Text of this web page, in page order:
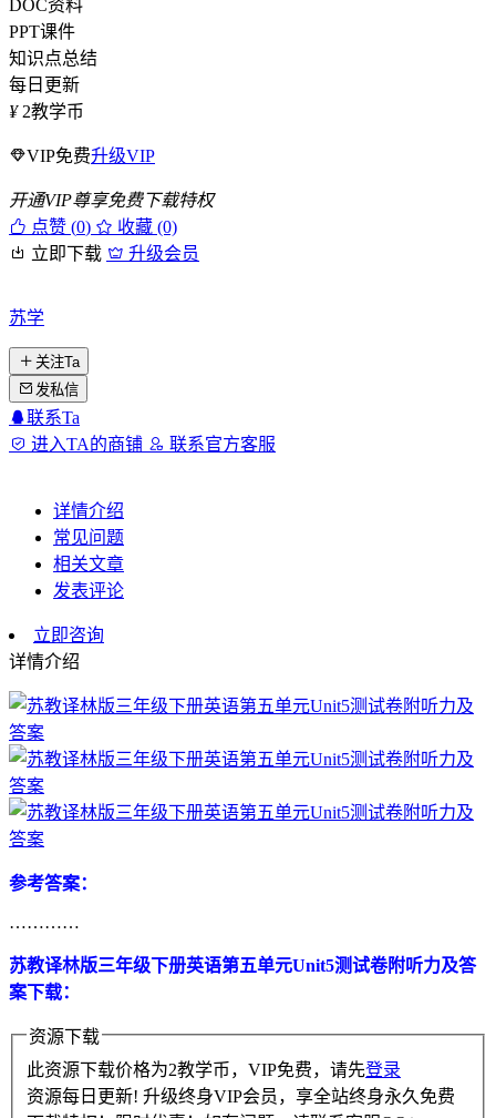
DOC资料
PPT课件
知识点总结
每日更新
¥ 2教学币
VIP免费升级VIP
开通VIP尊享免费下载特权
点赞 (0)
收藏 (0)
立即下载
升级会员
苏学
关注Ta
发私信
联系Ta
进入TA的商铺
联系官方客服
详情介绍
常见问题
相关文章
发表评论
立即咨询
详情介绍
参考答案：
…………
苏教译林版三年级下册英语第五单元Unit5测试卷附听力及答
案下载：
资源下载
此资源下载价格为2教学币，VIP免费，请先登录
资源每日更新! 升级终身VIP会员，享全站终身永久免费